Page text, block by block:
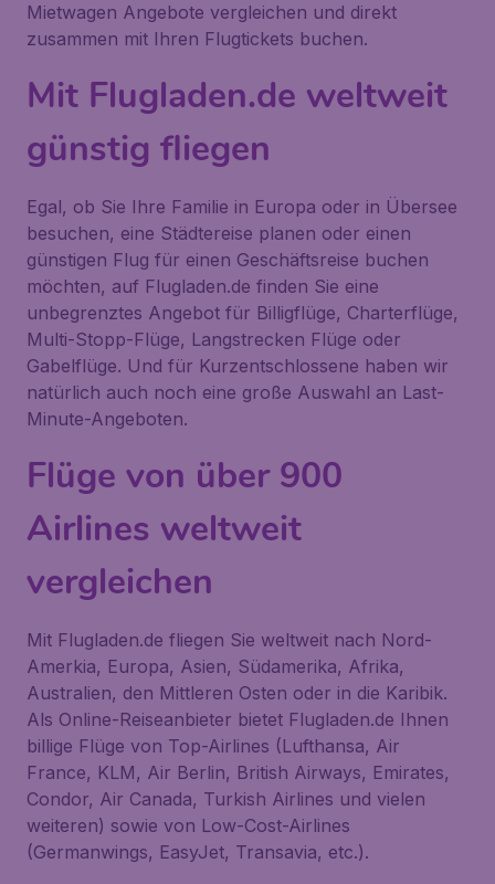
Mietwagen Angebote vergleichen und direkt
zusammen mit Ihren Flugtickets buchen.
Mit Flugladen.de weltweit
günstig fliegen
Egal, ob Sie Ihre Familie in Europa oder in Übersee
besuchen, eine Städtereise planen oder einen
günstigen Flug für einen Geschäftsreise buchen
möchten, auf Flugladen.de finden Sie eine
unbegrenztes Angebot für Billigflüge, Charterflüge,
Multi-Stopp-Flüge, Langstrecken Flüge oder
Gabelflüge. Und für Kurzentschlossene haben wir
natürlich auch noch eine große Auswahl an Last-
Minute-Angeboten.
Flüge von über 900
Airlines weltweit
vergleichen
Mit Flugladen.de fliegen Sie weltweit nach Nord-
Amerkia, Europa, Asien, Südamerika, Afrika,
Australien, den Mittleren Osten oder in die Karibik.
Als Online-Reiseanbieter bietet Flugladen.de Ihnen
billige Flüge von Top-Airlines (Lufthansa, Air
France, KLM, Air Berlin, British Airways, Emirates,
Condor, Air Canada, Turkish Airlines und vielen
weiteren) sowie von Low-Cost-Airlines
(Germanwings, EasyJet, Transavia, etc.).